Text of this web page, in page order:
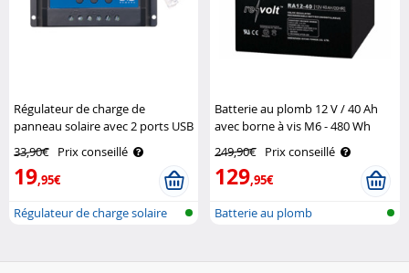
Régulateur de charge de
panneau solaire avec 2 ports USB
33,90€ Prix conseillé
19,95€
Régulateur de charge solaire
Batterie au plomb 12 V / 40 Ah
avec borne à vis M6 - 480 Wh
249,90€ Prix conseillé
129,95€
Batterie au plomb